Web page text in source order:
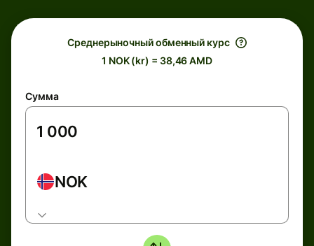
Среднерыночный обменный курс
1 NOK (kr) = 38,46 AMD
Сумма
NOK